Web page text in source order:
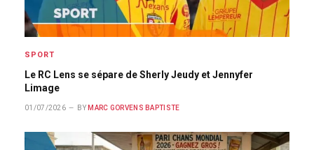
SPORT
Le RC Lens se sépare de Sherly Jeudy et Jennyfer
Limage
01/07/2026 BY MARC GORVENS BAPTISTE